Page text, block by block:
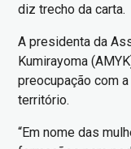
diz trecho da carta.
A presidenta da
Kumirayoma
preocupação com
território.
“Em nome das